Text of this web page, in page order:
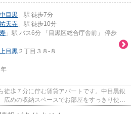
中目黒 」駅 徒歩7分
祐天寺 」駅 徒歩10分
」駅 バス6分 「目黒区総合庁舎前」 停歩
上目黒 ２丁目３８-８
徒歩７分に佇む賃貸アパートです。中目黒銀
広めの収納スペースでお部屋をすっきり使う